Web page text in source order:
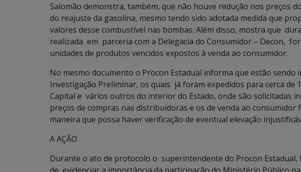
Salomão demonstra, também, que não houve redução nos preços
do reajuste da gasolina, mesmo tendo sido adotada medida que
valores desse combustível nas bombas. Além disso, mostra que
realizada em parceria com a Delegacia do Consumidor – Decon,
unidades de produtos vencidos expostos à venda ao consumidor.
No mesmo documento o Procon Estadual informa que estão sendo
Investigação Preliminar, os quais já foram expedidos para cerca de
Capital e vários outros do interior do Estado, onde são solicitadas
preços de compras nas distribuidoras e os de venda ao consumidor
maneira que possa haver verificação de eventual elevação
A AÇÃO
Durante o ato de protocolo o superintendente do Procon Estadual,